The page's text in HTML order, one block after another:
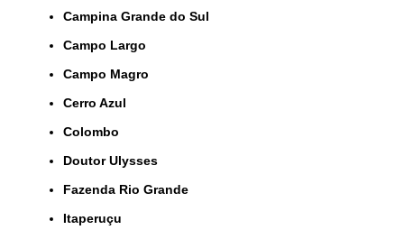
Campina Grande do Sul
Campo Largo
Campo Magro
Cerro Azul
Colombo
Doutor Ulysses
Fazenda Rio Grande
Itaperuçu